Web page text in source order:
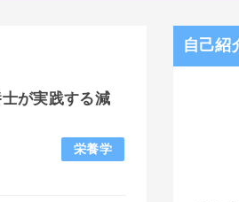
が実践する減
栄養学
自己紹